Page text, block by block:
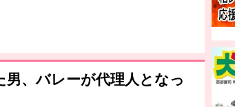
男、バレーが代理人となっ